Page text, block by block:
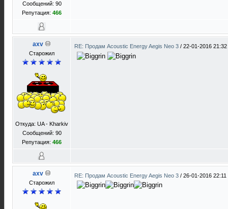
Сообщений: 90
Репутация: 466
axv
Старожил
Откуда: UA - Kharkiv
Сообщений: 90
Репутация: 466
RE: Продам Acoustic Energy Aegis Neo 3 / 22-01-2016 21:32
axv
Старожил
RE: Продам Acoustic Energy Aegis Neo 3 / 26-01-2016 22:11